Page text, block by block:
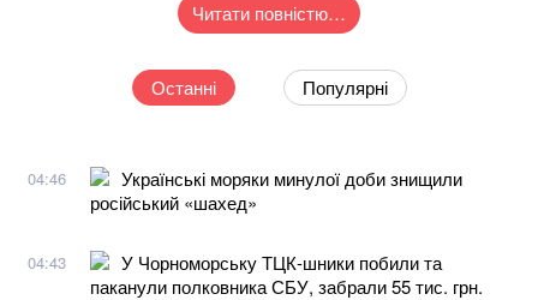
Читати повністю…
Останні Популярні
04:46
Українські моряки минулої доби знищили
російський «шахед»
04:43
У Чорноморську ТЦК-шники побили та
паканули полковника СБУ, забрали 55 тис. грн.